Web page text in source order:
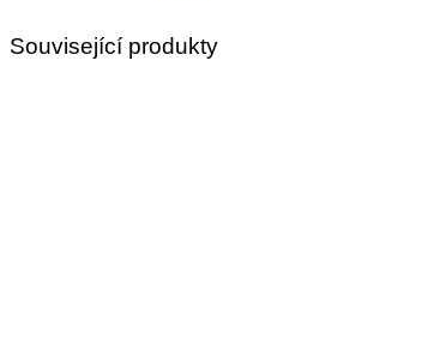
Související produkty